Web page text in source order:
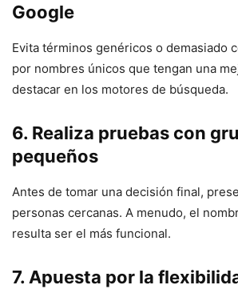
Google
Evita términos genéricos o demasiado
por nombres únicos que tengan una
destacar en los motores de búsqueda.
6. Realiza pruebas con
pequeños
Antes de tomar una decisión final,
personas cercanas. A menudo, el
resulta ser el más funcional.
7. Apuesta por la